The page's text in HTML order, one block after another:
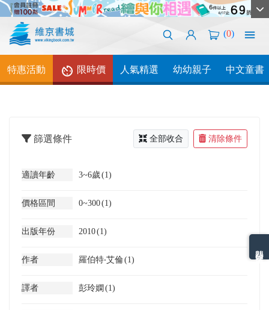
(0)
特惠活動 限時價 人氣精選 幼幼親子 中文童書
篩選條件 全部收合 清除條件
適讀年齡 3~6歲(1)
價格區間 0~300(1)
出版年份 2010(1)
作者 羅伯特‧艾倫(1)
譯者 彭玲嫻(1)